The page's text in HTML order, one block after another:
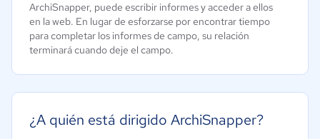
ArchiSnapper, puede escribir informes y acceder a ellos
en la web. En lugar de esforzarse por encontrar tiempo
para completar los informes de campo, su relación
terminará cuando deje el campo.
¿A quién está dirigido ArchiSnapper?